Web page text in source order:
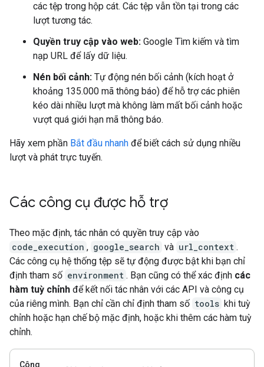
các tệp trong hộp cát. Các tệp vẫn tồn tại trong các
lượt tương tác.
Quyền truy cập vào web: Google Tìm kiếm và tìm
nạp URL để lấy dữ liệu.
Nén bối cảnh: Tự động nén bối cảnh (kích hoạt ở
khoảng 135.000 mã thông báo) để hỗ trợ các phiên
kéo dài nhiều lượt mà không làm mất bối cảnh hoặc
vượt quá giới hạn mã thông báo.
Hãy xem phần Bắt đầu nhanh để biết cách sử dụng nhiều
lượt và phát trực tuyến.
Các công cụ được hỗ trợ
Theo mặc định, tác nhân có quyền truy cập vào
code_execution , google_search và url_context .
Các công cụ hệ thống tệp sẽ tự động được bật khi bạn chỉ
định tham số environment . Bạn cũng có thể xác định các
hàm tuỳ chỉnh để kết nối tác nhân với các API và công cụ
của riêng mình. Bạn chỉ cần chỉ định tham số tools khi tuỳ
chỉnh hoặc hạn chế bộ mặc định, hoặc khi thêm các hàm tuỳ
chỉnh.
Công